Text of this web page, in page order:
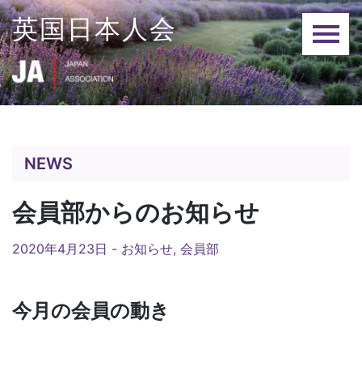
Skip
to
content
英国日本人会
NEWS
会員部からのお知らせ
2020年4月23日 - お知らせ, 会員部
今月の会員の動き